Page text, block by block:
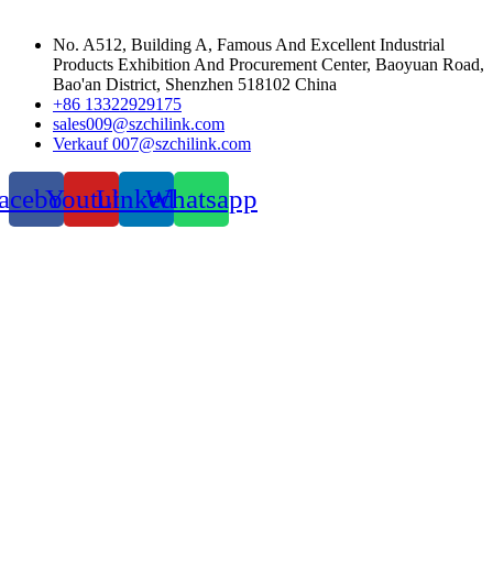
No. A512, Building A, Famous And Excellent Industrial
Products Exhibition And Procurement Center, Baoyuan Road,
Bao'an District, Shenzhen 518102 China
+86 13322929175
sales009@szchilink.com
Verkauf 007@szchilink.com
YoutubeLinkedInWhatsapp